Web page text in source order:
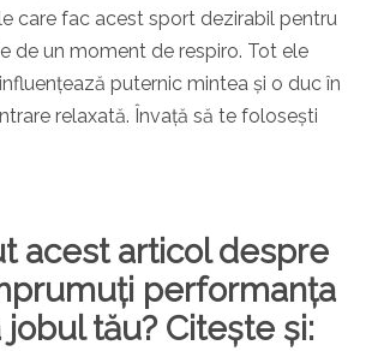
care fac acest sport dezirabil pentru
de un moment de respiro. Tot ele
puternic mintea și o duc în
relaxată. Învață să te folosești
acest articol despre
performanța
tău? Citește și: